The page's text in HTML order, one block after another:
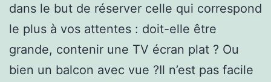
dans le but de réserver celle qui correspond
le plus à vos attentes : doit-elle être
grande, contenir une TV écran plat ? Ou
bien un balcon avec vue ?Il n’est pas facile